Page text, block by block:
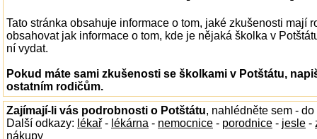
Tato stránka obsahuje informace o tom, jaké zkušenosti mají
obsahovat jak informace o tom, kde je nějaká školka v
ní vydat.
Pokud máte sami zkušenosti se školkami v Potštátu,
ostatním rodičům.
Zajímají-li vás podrobnosti o Potštátu, nahlédněte sem - do
Další odkazy: lékař - lékárna - nemocnice - porodnice - jesle -
nákupy